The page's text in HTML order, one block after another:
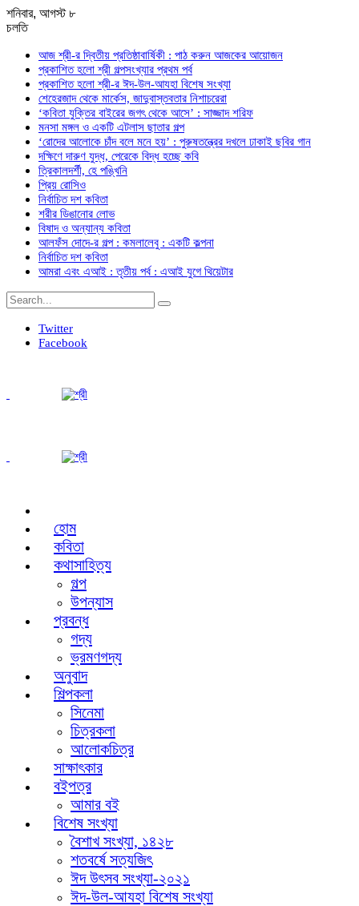
শনিবার, আগস্ট ৮
চলতি
আজ শ্রী-র দ্বিতীয় প্রতিষ্ঠাবার্ষিকী : পাঠ করুন আজকের আয়োজন
প্রকাশিত হলো শ্রী গল্পসংখ্যার প্রথম পর্ব
প্রকাশিত হলো শ্রী-র ঈদ-উল-আযহা বিশেষ সংখ্যা
শেহেরজাদ থেকে মার্কেস, জাদুবাস্তবতার নিশাচরেরা
‘কবিতা যুক্তির বাইরের জগৎ থেকে আসে’ : সাজ্জাদ শরিফ
মনসা মঙ্গল ও একটি এটলাস ছাতার গল্প
‘রোদের আলোকে চাঁদ বলে মনে হয়’ : পুরুষতন্ত্রের দখলে ঢাকাই ছবির গান
দক্ষিণে দারুণ যুদ্ধ, পেরেকে বিদ্ধ হচ্ছে কবি
ত্রিকালদর্শী, হে পঙ্খিনি
প্রিয় রোসিও
নির্বাচিত দশ কবিতা
শরীর ডিঙানোর লোভ
বিষাদ ও অন্যান্য কবিতা
আলফঁস দোদে-র গল্প : কমলালেবু : একটি কল্পনা
নির্বাচিত দশ কবিতা
আমরা এবং এআই : তৃতীয় পর্ব : এআই যুগে থিয়েটার
Twitter
Facebook
হোম
কবিতা
কথাসাহিত্য
গল্প
উপন্যাস
প্রবন্ধ
গদ্য
ভ্রমণগদ্য
অনুবাদ
শিল্পকলা
সিনেমা
চিত্রকলা
আলোকচিত্র
সাক্ষাৎকার
বইপত্র
আমার বই
বিশেষ সংখ্যা
বৈশাখ সংখ্যা, ১৪২৮
শতবর্ষে সত্যজিৎ
ঈদ উৎসব সংখ্যা-২০২১
ঈদ-উল-আযহা বিশেষ সংখ্যা